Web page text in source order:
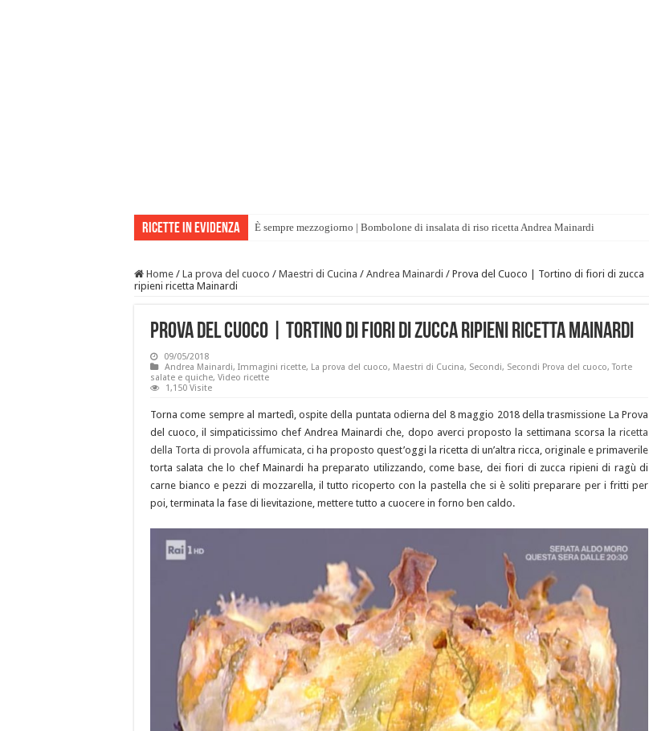
Ricette in evidenza È sempre mezzogiorno | Bombolone di insalata di riso ricetta Andrea Mainardi
Home / La prova del cuoco / Maestri di Cucina / Andrea Mainardi / Prova del Cuoco | Tortino di fiori di zucca
ripieni ricetta Mainardi
Prova del Cuoco | Tortino di fiori di zucca ripieni ricetta Mainardi
09/05/2018
Andrea Mainardi, Immagini ricette, La prova del cuoco, Maestri di Cucina, Secondi, Secondi Prova del cuoco,Torte
salate e quiche, Video ricette
1,150 Visite
Torna come sempre al martedì, ospite della puntata odierna del 8 maggio 2018 della trasmissione La Prova
del cuoco, il simpaticissimo chef Andrea Mainardi che, dopo averci proposto la settimana scorsa la ricetta
della Torta di provola affumicata, ci ha proposto quest’oggi la ricetta di un’altra ricca, originale e primaverile
torta salata che lo chef Mainardi ha preparato utilizzando, come base, dei fiori di zucca ripieni di ragù di
carne bianco e pezzi di mozzarella, il tutto ricoperto con la pastella che si è soliti preparare per i fritti per
poi, terminata la fase di lievitazione, mettere tutto a cuocere in forno ben caldo.